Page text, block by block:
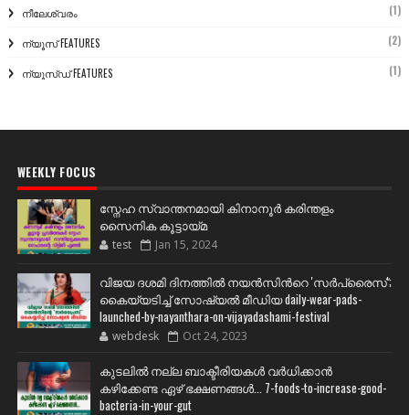
നീലേശ്വരം (1)
ന്യൂസ് FEATURES (2)
ന്യൂസ്ഡ് FEATURES (1)
WEEKLY FOCUS
സ്നേഹ സ്വാന്തനമായി കിനാനൂർ കരിന്തളം
സൈനിക കൂട്ടായ്മ
test Jan 15, 2024
വിജയ ദശമി ദിനത്തില്‍ നയന്‍സിന്‍റെ 'സര്‍പ്രൈസ്';
കൈയ്യടിച്ച് സോഷ്യല്‍ മീഡിയ daily-wear-pads-
launched-by-nayanthara-on-vijayadashami-festival
webdesk Oct 24, 2023
കുടലിൽ നല്ല ബാക്ടീരിയകൾ വര്‍ധിക്കാന്‍
കഴിക്കേണ്ട ഏഴ് ഭക്ഷണങ്ങള്‍... 7-foods-to-increase-good-
bacteria-in-your-gut